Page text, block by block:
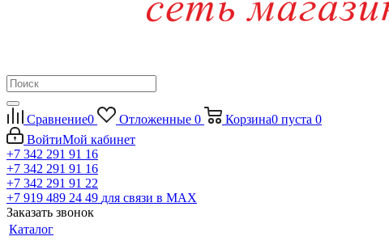
Сравнение0 Отложенные 0 Корзина0 пуста 0
ВойтиМой кабинет
+7 342 291 91 16
+7 342 291 91 16
+7 342 291 91 22
+7 919 489 24 49 для связи в МАХ
Заказать звонок
Каталог